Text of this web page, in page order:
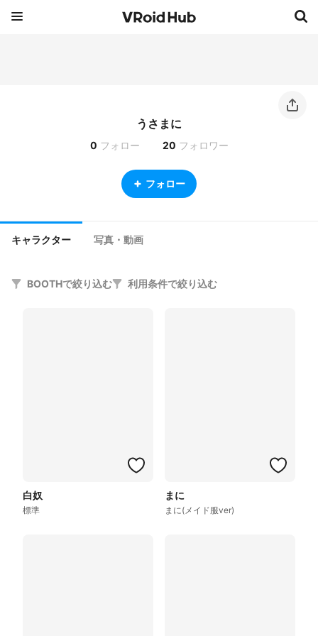
うさまに
0 フォロー 20 フォロワー
フォロー
キャラクター 写真・動画
BOOTHで絞り込む 利用条件で絞り込む
白奴
標準
まに
まに(メイド服ver)